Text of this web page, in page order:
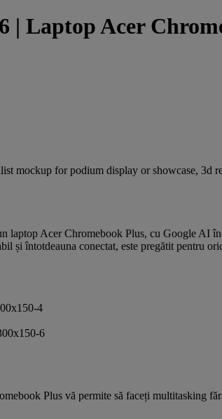
| Laptop Acer
laptop Acer Chromebook Plus, cu Google AI
și întotdeauna conectat, este pregătit pentru
Plus vă permite să faceți multitasking